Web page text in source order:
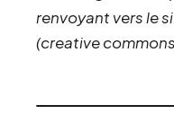
renvoyant vers le
(creative